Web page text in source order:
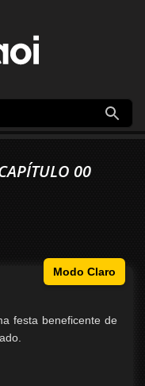
00
Modo Claro
festa beneficente de